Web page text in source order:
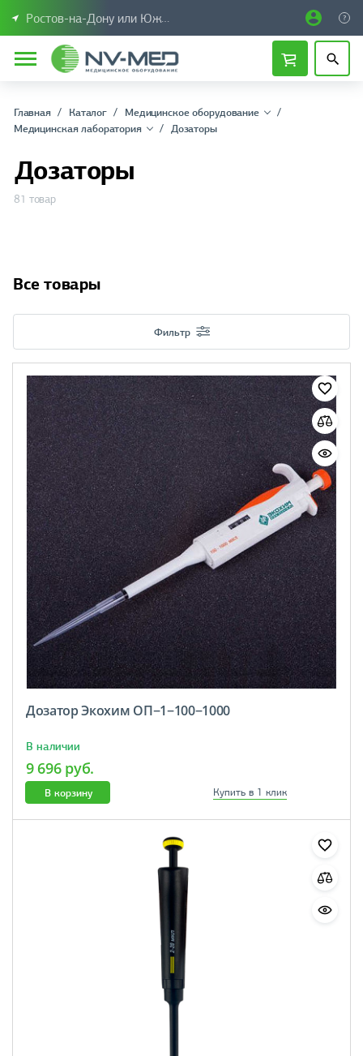
Ростов-на-Дону или Южный Федеральный округ
Главная Каталог
Медицинское оборудование
Медицинская лаборатория
Дозаторы
Дозаторы
81 товар
Все товары
Фильтр
Дозатор Экохим ОП−1−100−1000
В наличии
9 696 руб.
В корзину Купить в 1 клик